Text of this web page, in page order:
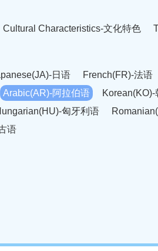
Cultural Characteristics-文化特色
日语 French(FR)-法语
Arabic(AR)-阿拉伯语 Korean(KO)-
匈牙利语
语